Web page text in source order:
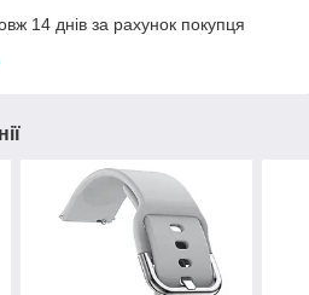
14 днів за рахунок покупця